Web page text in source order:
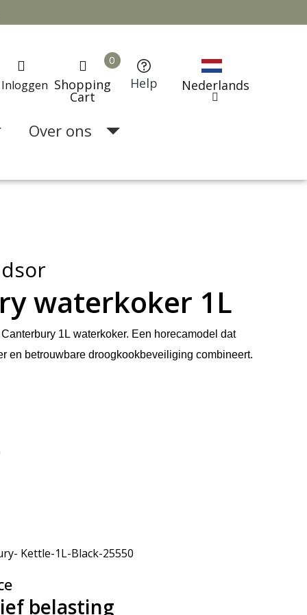
Inloggen Shopping
Cart
Help Nederlands
Over ons
waterkoker 1L
1L waterkoker. Een horecamodel dat
en betrouwbare droogkookbeveiliging combineert.
Kettle-1L-Black-25550
belasting